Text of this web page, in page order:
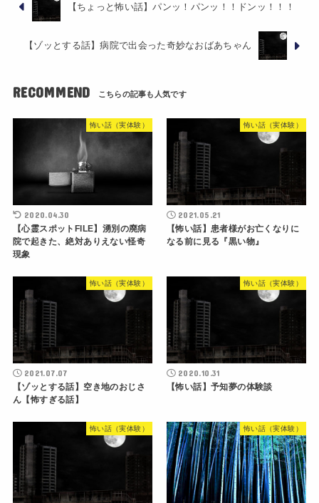
【ちょっと怖い話】パンッ！パンッ！！ドンッ！！！
【ゾッとする話】病院で出会った奇妙なおばあちゃん
RECOMMEND
怖い話（実体験）
2020.04.30
【心霊スポットFILE】湧別の廃病
院で起きた、絶対ありえない怪奇
現象
怖い話（実体験）
2021.05.21
【怖い話】患者様がお亡くなりに
なる前に見る『黒い物』
怖い話（実体験）
2021.07.07
【ゾッとする話】空き地のおじさ
ん【怖すぎる話】
怖い話（実体験）
2020.10.31
【怖い話】予知夢の体験談
怖い話（実体験） 怖い話（実体験）